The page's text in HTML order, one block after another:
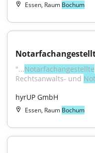
Essen, Raum Bochum
"...Notarfachangestellte
Rechtsanwalts- und
hyrUP GmbH
Essen, Raum Bochum